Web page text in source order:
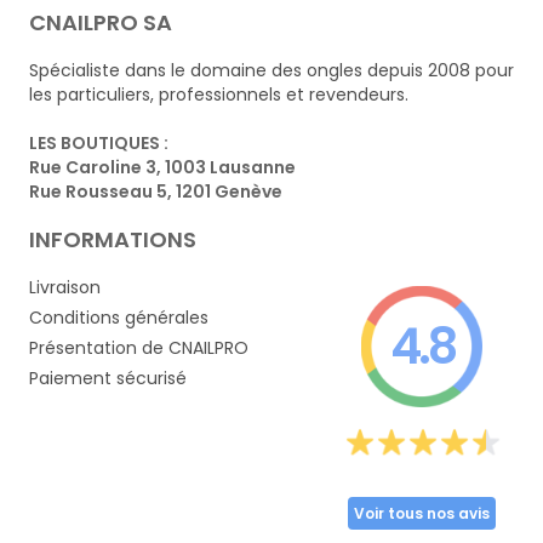
CNAILPRO SA
Spécialiste dans le domaine des ongles depuis 2008 pour
les particuliers, professionnels et revendeurs.
LES BOUTIQUES :
Rue Caroline 3, 1003 Lausanne
Rue Rousseau 5, 1201 Genève
INFORMATIONS
Livraison
Conditions générales
Présentation de CNAILPRO
Paiement sécurisé
4.8
Voir tous nos avis